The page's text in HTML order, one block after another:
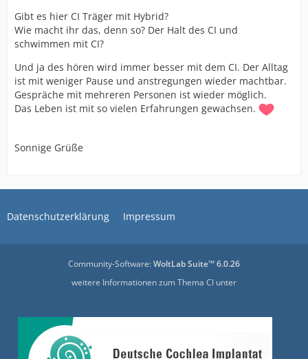
Gibt es hier CI Träger mit Hybrid?
Wie macht ihr das, denn so? Der Halt des CI und
schwimmen mit CI?
Und ja des hören wird immer besser mit dem CI. Der Alltag
ist mit weniger Pause und anstregungen wieder machtbar.
Gespräche mit mehreren Personen ist wieder möglich.
Das Leben ist mit so vielen Erfahrungen gewachsen.
Sonnige Grüße
Datenschutzerklärung Impressum
Community-Software:WoltLab Suite™ 6.0.26
weitere Informationen zum Thema CI unter